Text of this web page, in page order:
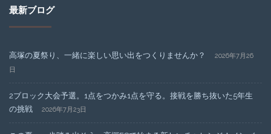
最新ブログ
高塚の夏祭り、一緒に楽しい思い出をつくりませんか？
2026年7月26
日
2ブロック大会予選。1点をつかみ1点を守る。接戦を勝ち抜いた5年生
の挑戦
2026年7月23日